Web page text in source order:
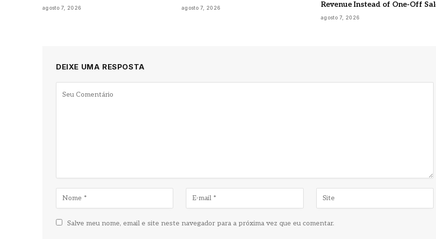
agosto 7, 2026 agosto 7, 2026 Revenue Instead of One-Off
agosto 7, 2026
DEIXE UMA RESPOSTA
Salve meu nome, email e site neste navegador para a próxima vez que eu comentar.